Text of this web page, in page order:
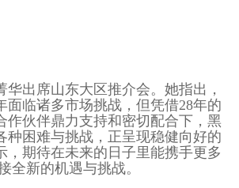
华出席山东大区推介会。她指出，
面临诸多市场挑战，但凭借28年的
作伙伴鼎力支持和密切配合下，黑
种困难与挑战，正呈现稳健向好的
，期待在未来的日子里能携手更多
全新的机遇与挑战。